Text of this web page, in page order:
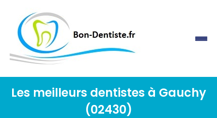
Les meilleurs dentistes à Gauchy
(02430)